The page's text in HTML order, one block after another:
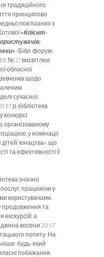
традиційного
принципово
пов’язаних з
«Клієнт-
(Бібл. форум:
№ 2) висвітлює
обласної
щодо
сучасної
р. бібліотека
конкурсі
організованому
у номінації
дітей/юнацтва», що
та ефективності її
значно
працюючи у
користувачами.
продовження та
а
восени 2017
попиту. На
будь-який
побажання